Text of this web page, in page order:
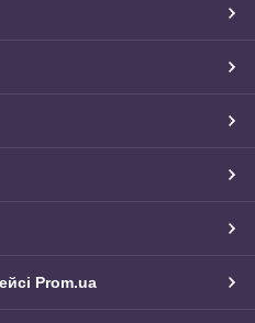
Prom.ua